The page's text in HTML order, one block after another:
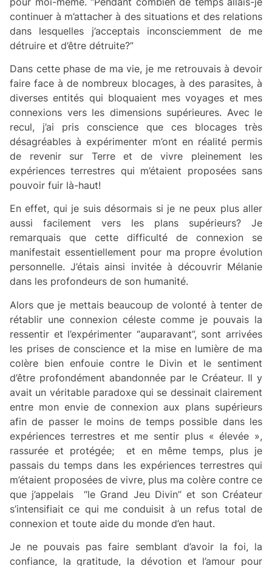
continuer à m’attacher à des situations et des relations
dans lesquelles j’acceptais inconsciemment de me
détruire et d’être détruite?”
Dans cette phase de ma vie, je me retrouvais à devoir
faire face à de nombreux blocages, à des parasites, à
diverses entités qui bloquaient mes voyages et mes
connexions vers les dimensions supérieures. Avec le
recul, j’ai pris conscience que ces blocages très
désagréables à expérimenter m’ont en réalité permis
de revenir sur Terre et de vivre pleinement les
expériences terrestres qui m’étaient proposées sans
pouvoir fuir là-haut!
En effet, qui je suis désormais si je ne peux plus aller
aussi facilement vers les plans supérieurs? Je
remarquais que cette difficulté de connexion se
manifestait essentiellement pour ma propre évolution
personnelle. J’étais ainsi invitée à découvrir Mélanie
dans les profondeurs de son humanité.
Alors que je mettais beaucoup de volonté à tenter de
rétablir une connexion céleste comme je pouvais la
ressentir et l’expérimenter “auparavant”, sont arrivées
les prises de conscience et la mise en lumière de ma
colère bien enfouie contre le Divin et le sentiment
d’être profondément abandonnée par le Créateur. Il y
avait un véritable paradoxe qui se dessinait clairement
entre mon envie de connexion aux plans supérieurs
afin de passer le moins de temps possible dans les
expériences terrestres et me sentir plus « élevée »,
rassurée et protégée; et en même temps, plus je
passais du temps dans les expériences terrestres qui
m’étaient proposées de vivre, plus ma colère contre ce
que j’appelais “le Grand Jeu Divin” et son Créateur
s’intensifiait ce qui me conduisit à un refus total de
connexion et toute aide du monde d’en haut.
Je ne pouvais pas faire semblant d’avoir la foi, la
confiance, la gratitude, la dévotion et l’amour pour